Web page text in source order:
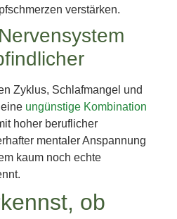
verstärken.
Zyklus, Schlafmangel und
ungünstige Kombination
hoher beruflicher
mentaler Anspannung
kaum noch echte
ob